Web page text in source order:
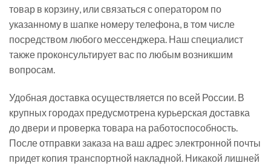
товар в корзину, или связаться с оператором по
указанному в шапке номеру телефона, в том числе
посредством любого мессенджера. Наш специалист
также проконсультирует вас по любым возникшим
вопросам.
Удобная доставка осуществляется по всей России. В
крупных городах предусмотрена курьерская доставка
до двери и проверка товара на работоспособность.
После отправки заказа на ваш адрес электронной почты
придет копия транспортной накладной. Никакой лишней